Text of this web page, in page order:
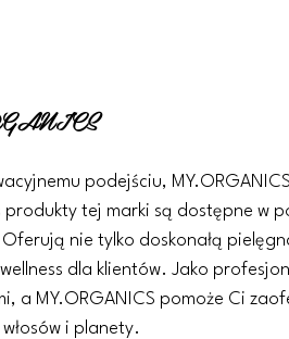
podejściu,
produkty tej marki są dostępne w
nie tylko doskonałą
dla klientów. Jako
a MY.ORGANICS pomoże Ci
i planety.